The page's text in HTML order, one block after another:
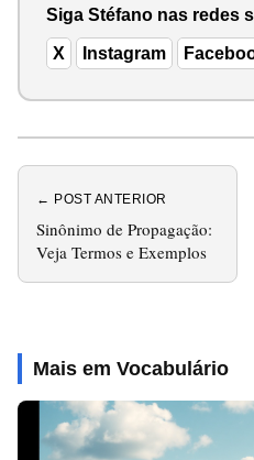
Siga Stéfano nas redes
X Instagram
← POST ANTERIOR
Sinônimo de Propagação:
Veja Termos e Exemplos
Mais em Vocabulário